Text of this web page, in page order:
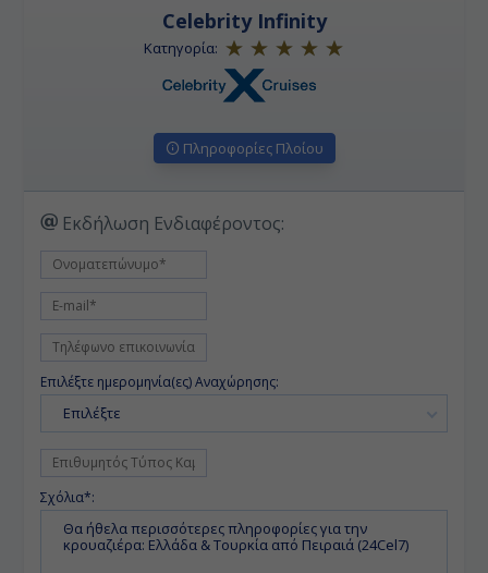
Celebrity Infinity
Κατηγορία:
Πληροφορίες Πλοίου
Εκδήλωση Ενδιαφέροντος:
Επιλέξτε ημερομηνία(ες) Αναχώρησης:
Επιλέξτε
Σχόλια*: